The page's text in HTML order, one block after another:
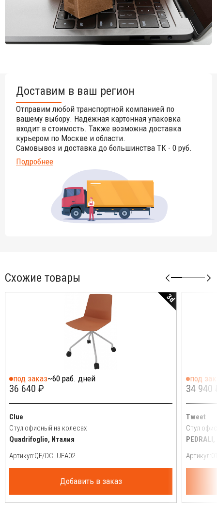
Доставим в ваш регион
Отправим любой транспортной компанией по
вашему выбору. Надёжная картонная упаковка
входит в стоимость. Также возможна доставка
курьером по Москве и области.
Самовывоз и доставка до большинства ТК - 0 руб.
Подробнее
Схожие товары
3d
под заказ~60 раб. дней
36 640 ₽
Clue
Стул офисный на колесах
Quadrifoglio, Италия
Артикул:
Добавить в заказ
под
34 940
Tweet
Стул
Артикул: